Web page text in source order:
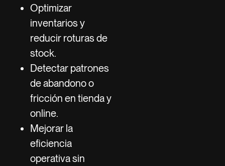
Optimizar
inventarios y
reducir roturas de
stock.
Detectar patrones
de abandono o
fricción en tienda y
online.
Mejorar la
eficiencia
operativa sin